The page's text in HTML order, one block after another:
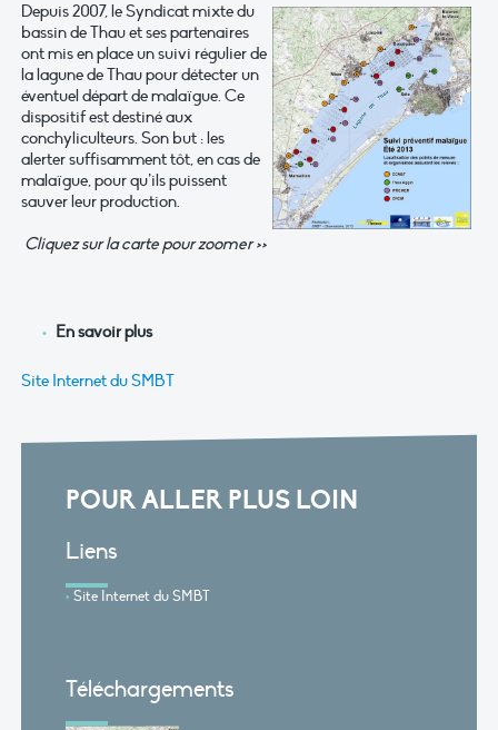
Depuis 2007, le Syndicat mixte du
bassin de Thau et ses partenaires
ont mis en place un suivi régulier de
la lagune de Thau pour détecter un
éventuel départ de malaïgue. Ce
dispositif est destiné aux
conchyliculteurs. Son but : les
alerter suffisamment tôt, en cas de
malaïgue, pour qu’ils puissent
sauver leur production.
Cliquez sur la carte pour zoomer >>
En savoir plus
Site Internet du SMBT
POUR ALLER PLUS LOIN
Liens
Site Internet du SMBT
Téléchargements